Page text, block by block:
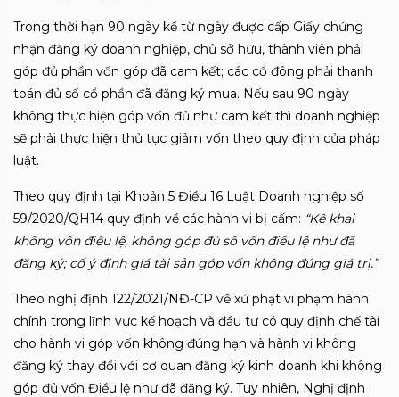
Trong thời hạn 90 ngày kể từ ngày được cấp Giấy chứng
nhận đăng ký doanh nghiệp, chủ sở hữu, thành viên phải
góp đủ phần vốn góp đã cam kết; các cổ đông phải thanh
toán đủ số cổ phần đã đăng ký mua. Nếu sau 90 ngày
không thực hiện góp vốn đủ như cam kết thì doanh nghiệp
sẽ phải thực hiện thủ tục giảm vốn theo quy định của pháp
luật.
Theo quy định tại Khoản 5 Điều 16 Luật Doanh nghiệp số
59/2020/QH14 quy định về các hành vi bị cấm: “Kê khai
khống vốn điều lệ, không góp đủ số vốn điều lệ như đã
đăng ký; cố ý định giá tài sản góp vốn không đúng giá trị.”
Theo nghị định 122/2021/NĐ-CP về xử phạt vi phạm hành
chính trong lĩnh vực kế hoạch và đầu tư có quy định chế tài
cho hành vi góp vốn không đúng hạn và hành vi không
đăng ký thay đổi với cơ quan đăng ký kinh doanh khi không
góp đủ vốn Điều lệ như đã đăng ký. Tuy nhiên, Nghị định